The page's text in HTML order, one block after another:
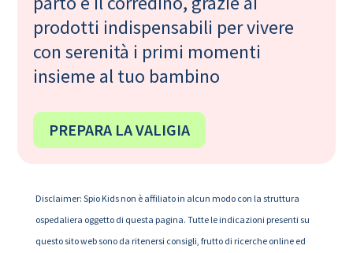
prodotti indispensabili per vivere
con serenità i primi momenti
insieme al tuo bambino
PREPARA LA VALIGIA
Disclaimer: Spio Kids non è affiliato in alcun modo con la struttura
ospedaliera oggetto di questa pagina. Tutte le indicazioni presenti su
questo sito web sono da ritenersi consigli, frutto di ricerche online ed